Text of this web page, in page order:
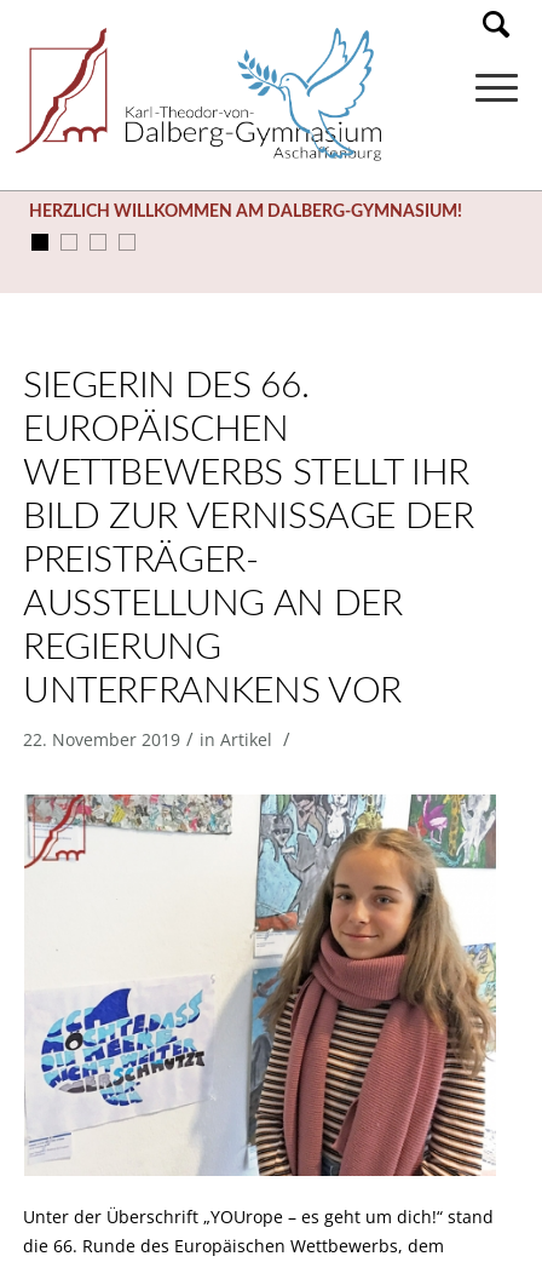
HERZLICH WILLKOMMEN AM DALBERG-GYMNASIUM!
SIEGERIN DES 66.
EUROPÄISCHEN
WETTBEWERBS STELLT IHR
BILD ZUR VERNISSAGE DER
PREISTRÄGER-
AUSSTELLUNG AN DER
REGIERUNG
UNTERFRANKENS VOR
22. November 2019 / in Artikel /
Unter der Überschrift „YOUrope – es geht um dich!“ stand
die 66. Runde des Europäischen Wettbewerbs, dem